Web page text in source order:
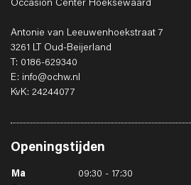
Occasion Center Hoeksewaard
Antonie van Leeuwenhoekstraat 7
3261 LT Oud-Beijerland
T: 0186-629340
E: info@ochw.nl
KvK: 24244077
Openingstijden
Ma
09:30 - 17:30